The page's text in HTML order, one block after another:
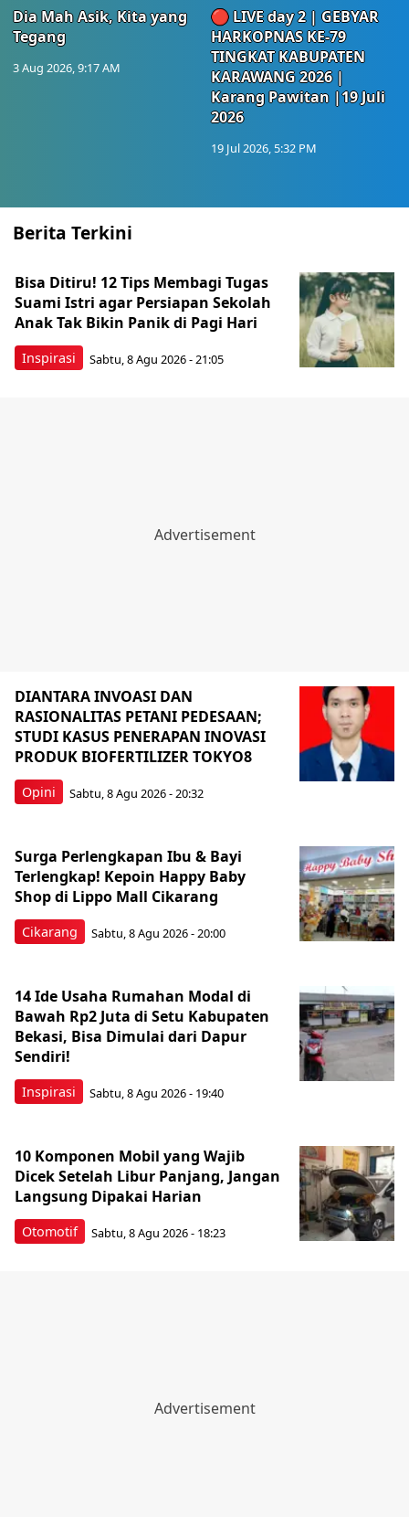
Dia Mah Asik, Kita yang
Tegang
3 Aug 2026, 9:17 AM
🔴 LIVE day 2 | GEBYAR
HARKOPNAS KE-79
TINGKAT KABUPATEN
KARAWANG 2026 |
Karang Pawitan |19 Juli
2026
19 Jul 2026, 5:32 PM
Berita Terkini
Inspirasi
Bisa Ditiru! 12 Tips Membagi Tugas
Suami Istri agar Persiapan Sekolah
Anak Tak Bikin Panik di Pagi Hari
Sabtu, 8 Agu 2026 - 21:05
Opini
DIANTARA INVOASI DAN
RASIONALITAS PETANI PEDESAAN;
STUDI KASUS PENERAPAN INOVASI
PRODUK BIOFERTILIZER TOKYO8
Sabtu, 8 Agu 2026 - 20:32
Cikarang
Surga Perlengkapan Ibu & Bayi
Terlengkap! Kepoin Happy Baby
Shop di Lippo Mall Cikarang
Sabtu, 8 Agu 2026 - 20:00
Inspirasi
14 Ide Usaha Rumahan Modal di
Bawah Rp2 Juta di Setu Kabupaten
Bekasi, Bisa Dimulai dari Dapur
Sendiri!
Sabtu, 8 Agu 2026 - 19:40
Otomotif
10 Komponen Mobil yang Wajib
Dicek Setelah Libur Panjang, Jangan
Langsung Dipakai Harian
Sabtu, 8 Agu 2026 - 18:23